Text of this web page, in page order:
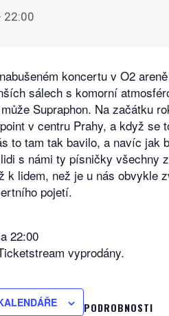
22:00
koncertu v O2
sálech s komorní
Supraphon. Na začátku
v centru Prahy, a když
to tam tak bavilo, a navíc
s námi ty písničky všechny
k lidem, než je u nás obvykle
pojetí.
22:00
vyprodány.
PODROBNOSTI